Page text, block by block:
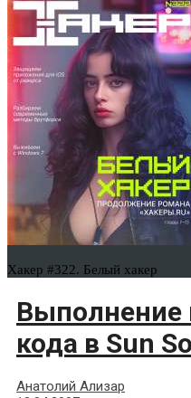
Хакер #322. Белый хакер
Выполнение
кода в Sun
Анатолий Ализар